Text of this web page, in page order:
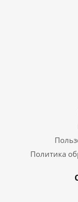
Политика